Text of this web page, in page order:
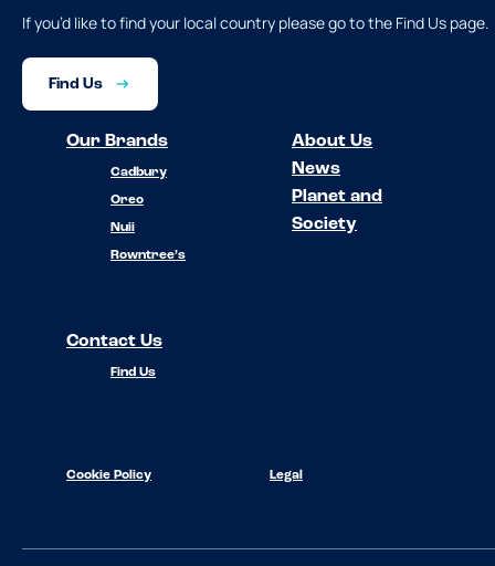
If you’d like to find your local country please go to the Find Us page.
Find Us
Our Brands
Cadbury
Oreo
Nuii
Rowntree’s
About Us
News
Planet and
Society
Contact Us
Find Us
Cookie Policy Legal